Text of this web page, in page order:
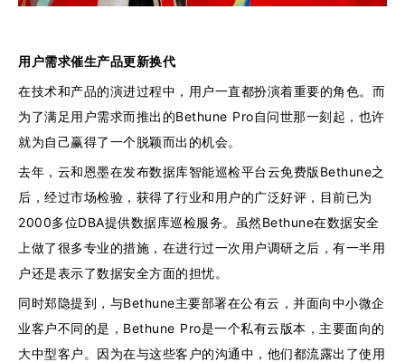
用户需求催生产品更新换代
在技术和产品的演进过程中，用户一直都扮演着重要的角色。而
为了满足用户需求而推出的Bethune Pro自问世那一刻起，也许
就为自己赢得了一个脱颖而出的机会。
去年，云和恩墨在发布数据库智能巡检平台云免费版Bethune之
后，经过市场检验，获得了行业和用户的广泛好评，目前已为
2000多位DBA提供数据库巡检服务。虽然Bethune在数据安全
上做了很多专业的措施，在进行过一次用户调研之后，有一半用
户还是表示了数据安全方面的担忧。
同时郑隐提到，与Bethune主要部署在公有云，并面向中小微企
业客户不同的是，Bethune Pro是一个私有云版本，主要面向的
大中型客户。因为在与这些客户的沟通中，他们都流露出了使用